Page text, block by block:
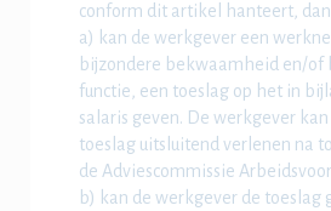
conform dit artikel hanteert,
a) kan de werkgever een
bijzondere bekwaamheid en/of
functie, een toeslag op het in
salaris geven. De werkgever
toeslag uitsluitend verlenen na
de Adviescommissie
b) kan de werkgever de toeslag